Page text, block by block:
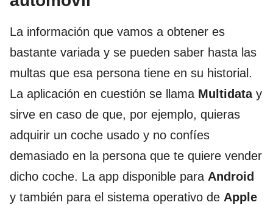
La información que vamos a obtener es
bastante variada y se pueden saber hasta las
multas que esa persona tiene en su historial.
La aplicación en cuestión se llama Multidatay
sirve en caso de que, por ejemplo, quieras
adquirir un coche usado y no confíes
demasiado en la persona que te quiere vender
dicho coche. La app disponible para Android
y también para el sistema operativo de Apple